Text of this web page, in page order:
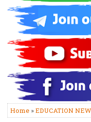
Home »EDUCATION